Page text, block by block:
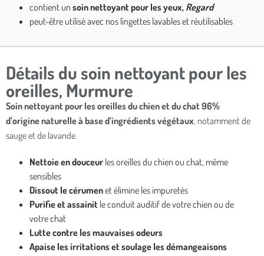
contient un soin nettoyant pour les yeux, Regard
peut-être utilisé avec nos lingettes lavables et réutilisables
Détails du soin nettoyant pour les
oreilles, Murmure
Soin nettoyant pour les oreilles du chien et du chat 96%
d’origine naturelle à base d’ingrédients végétaux, notamment de
sauge et de lavande.
Nettoie en douceur les oreilles du chien ou chat, même
sensibles
Dissout le cérumenet élimine les impuretés
Purifie et assainit le conduit auditif de votre chien ou de
votre chat
Lutte contre les mauvaises odeurs
Apaise les irritations et soulage les démangeaisons